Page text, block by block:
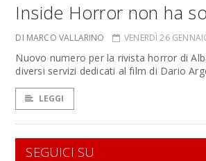
Inside Horror non ha
DI MARCO VALLARINO VENERDÌ 26
Nuovo numero per la rivista horror di
diversi servizi dedicati al film di Dario
LEGGI
SEGUICI SU